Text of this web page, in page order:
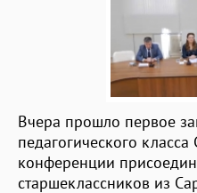
Вчера прошло первое
педагогического
конференции
старшеклассников из